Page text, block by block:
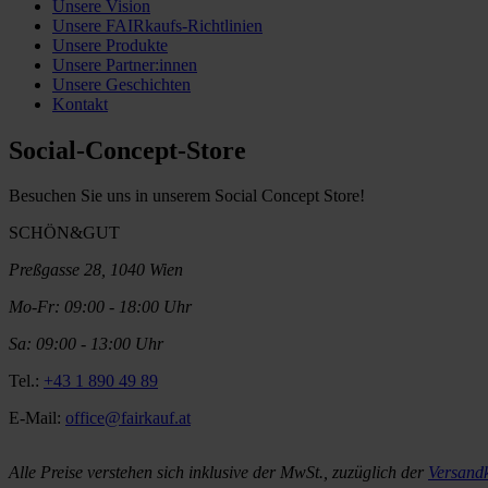
Unsere Vision
Unsere FAIRkaufs-Richtlinien
Unsere Produkte
Unsere Partner:innen
Unsere Geschichten
Kontakt
Social-Concept-Store
Besuchen Sie uns in unserem Social Concept Store!
SCHÖN&GUT
Preßgasse 28, 1040 Wien
Mo-Fr: 09:00 - 18:00 Uhr
Sa: 09:00 - 13:00 Uhr
Tel.: +43 1 890 49 89
E-Mail: office@fairkauf.at
Alle Preise verstehen sich inklusive der MwSt., zuzüglich der